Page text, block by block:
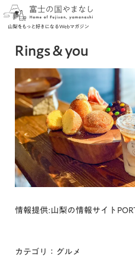
Rings＆you
情報提供:山梨の情報サイト
カテゴリ：グルメ